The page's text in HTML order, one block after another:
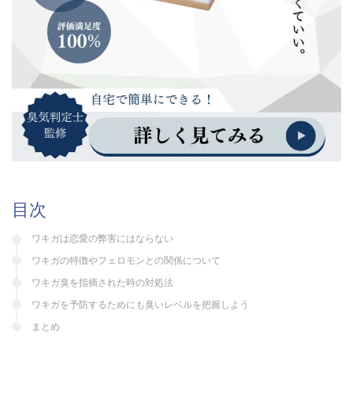
目次
ワキガは恋愛の弊害にはならない
ワキガの特徴やフェロモンとの関係について
ワキガ臭を指摘された時の対処法
ワキガを予防するためにも臭いレベルを把握しよう
まとめ